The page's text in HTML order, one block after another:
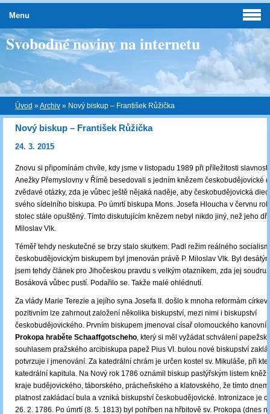
Svobodné noviny na internetu
Úvod »Archiv » Nový biskup – František Růžička
Nový biskup – František Růžička
24. 3. 2015
Znovu si připomínám chvíle, kdy jsme v listopadu 1989 při příležitosti
Anežky Přemyslovny v Římě besedovali s jedním knězem českobudějovické
zvědavé otázky, zda je vůbec ještě nějaká naděje, aby českobudějovická
svého sídelního biskupa. Po úmrtí biskupa Mons. Josefa Hloucha v červnu
stolec stále opuštěný. Tímto diskutujícím knězem nebyl nikdo jiný, než jeho
Miloslav Vlk.
Téměř tehdy neskutečné se brzy stalo skutkem. Padl režim reálného
českobudějovickým biskupem byl jmenován právě P. Miloslav Vlk. Byl
jsem tehdy článek pro Jihočeskou pravdu s velkým otazníkem, zda jej
Bosáková vůbec pustí. Podařilo se. Takže malé ohlédnutí.
Za vlády Marie Terezie a jejího syna Josefa II. došlo k mnoha reformám
pozitivním lze zahrnout založení několika biskupství, mezi nimi i biskupství
českobudějovického. Prvním biskupem jmenoval císař olomouckého
Prokopa hraběte Schaaffgotscheho, který si měl vyžádat schválení
souhlasem pražského arcibiskupa papež Pius VI. bulou nové biskupství
potvrzuje i jmenování. Za katedrální chrám je určen kostel sv. Mikuláše, při
katedrální kapitula. Na Nový rok 1786 oznámil biskup pastýřským listem
kraje budějovického, táborského, prácheňského a klatovského, že tímto
platnost zakládací bula a vzniká biskupství českobudějovické. Intronizace je
26. 2. 1786. Po úmrtí (8. 5. 1813) byl pohřben na hřbitově sv. Prokopa (dnes
Menu